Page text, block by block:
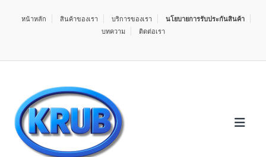
หน้าหลัก สินค้าของเรา บริการของเรา
นโยบายการรับประกันสินค้า
บทความ
ติดต่อเรา